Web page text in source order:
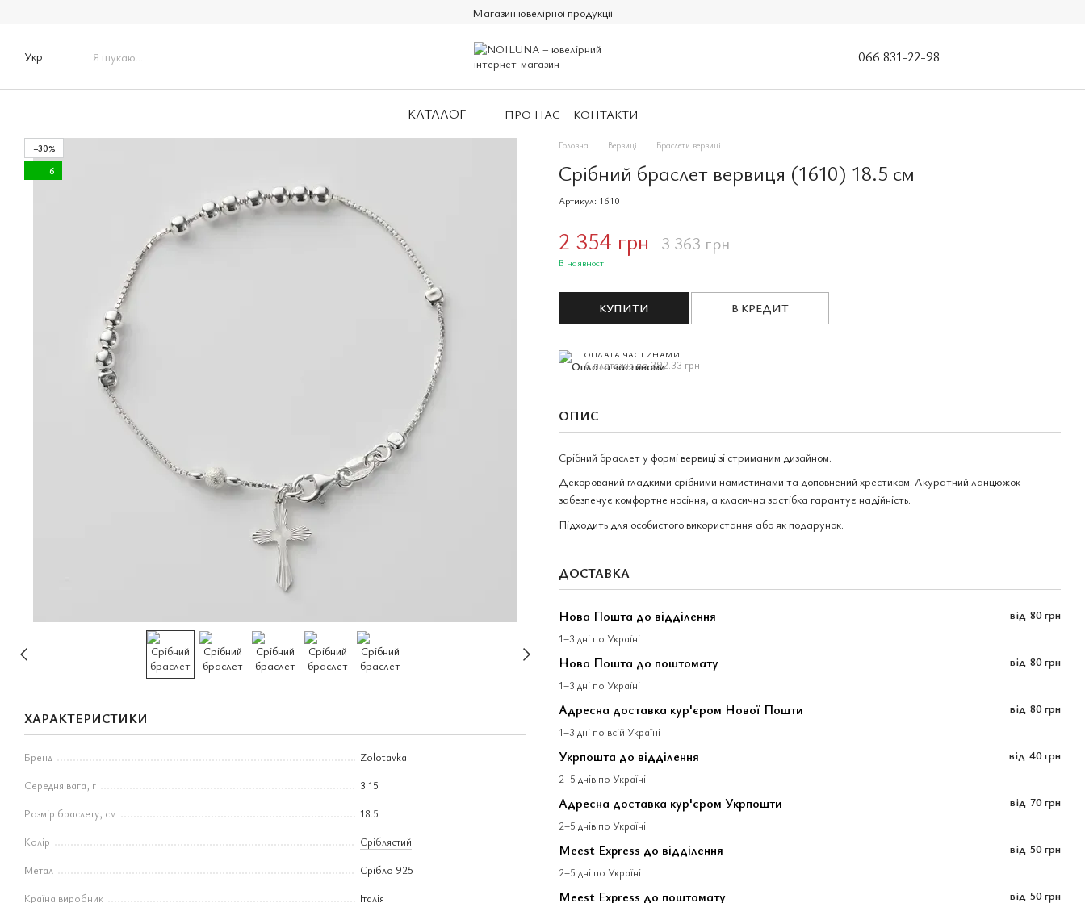
Магазин ювелірної продукції
Укр 066 831-22-98
КАТАЛОГ ПРО НАС КОНТАКТИ
−30%
6
ХАРАКТЕРИСТИКИ
Бренд
Zolotavka
Середня вага, г
3.15
Розмір браслету, см
18.5
Колір
Сріблястий
Метал
Срібло 925
Країна виробник
Італія
Головна Вервиці Браслети вервиці
Срібний браслет вервиця (1610) 18.5 см
Артикул: 1610
2 354 грн 3 363 грн
В наявності
КУПИТИ В КРЕДИТ
ОПЛАТА ЧАСТИНАМИ
6 платежів по 392.33 грн
ОПИС
Срібний браслет у формі вервиці зі стриманим дизайном.
Декорований гладкими срібними намистинами та доповнений хрестиком. Акуратний ланцюжок
забезпечує комфортне носіння, а класична застібка гарантує надійність.
Підходить для особистого використання або як подарунок.
ДОСТАВКА
Нова Пошта до відділення
1–3 дні по Україні
від 80 грн
Нова Пошта до поштомату
1–3 дні по Україні
від 80 грн
Адресна доставка кур'єром Нової Пошти
1–3 дні по всій Україні
від 80 грн
Укрпошта до відділення
2–5 днів по Україні
від 40 грн
Адресна доставка кур'єром Укрпошти
2–5 днів по Україні
від 70 грн
Meest Express до відділення
2–5 дні по Україні
від 50 грн
Meest Express до поштомату від 50 грн